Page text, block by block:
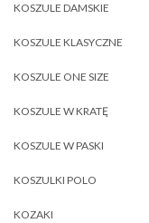
KOSZULE DAMSKIE
KOSZULE KLASYCZNE
KOSZULE ONE SIZE
KOSZULE W KRATĘ
KOSZULE W PASKI
KOSZULKI POLO
KOZAKI